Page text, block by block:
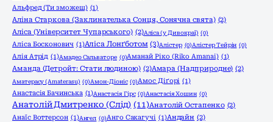
Альфред (Ти зможеш) (1)
Аліна Старкова (Заклинателька Сонця, Сонячна свята) (2)
Аліса (Університет Чупарського) (2)Аліса (у Дивокраї) (0)
Аліса Босконович (1)Аліса Лонґботом (3)Алістер (0)Алістер Тейрін (0)
Алія Атрід (1)Амадео Сальваторе (0)Аманай Ріко (Riko Amanai) (1)
Аманда (Детройт: Стати людиною) (2)Амара (Надприродне) (2)
Аматерасу (Amaterasu) (0)Амон-Діоніс (0)Амос Діґорі (1)
Анастасія Бачинська (1)Анастасія Гірс (0)Анастасія Хошин (0)
Анатолій Дмитренко (Слід) (11)Анатолій Остапенко (2)
Анаїс Воттерсон (1)Ангел (0)Анго Сакагучі (1)Андайн (2)